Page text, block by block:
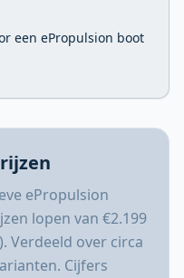
een ePropulsion boot
ePropulsion
lopen van €2.199
Verdeeld over circa
Cijfers